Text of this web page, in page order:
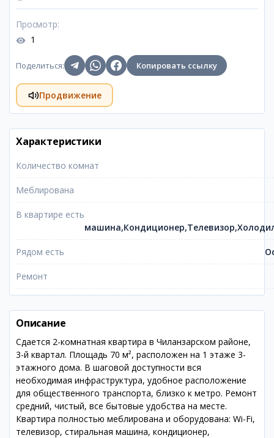
Просмотр:
1
Поделиться: Копировать ссылку
Продвижение
Характеристики
Количество комнат
Меблирована
В квартире есть
Рядом есть
Ремонт
Описание
Сдается 2-комнатная квартира в Чиланзарском районе,
3-й квартал. Площадь 70 м², расположен на 1 этаже 3-
этажного дома. В шаговой доступности вся
необходимая инфраструктура, удобное расположение
для общественного транспорта, близко к метро. Ремонт
средний, чистый, все бытовые удобства на месте.
Квартира полностью меблирована и оборудована: Wi-Fi,
телевизор, стиральная машина, кондиционер,